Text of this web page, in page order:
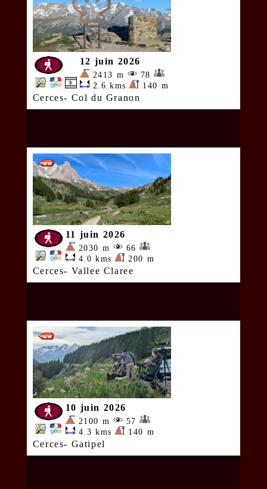
12 juin 2026
2413 m
78
2.6 kms
140 m
Cerces- Col du Granon
11 juin 2026
2030 m
66
4.0 kms
200 m
Cerces- Vallee Claree
10 juin 2026
2100 m
57
4.3 kms
140 m
Cerces- Gatipel